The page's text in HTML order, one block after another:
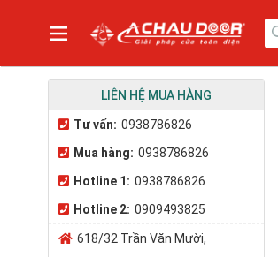
LIÊN HỆ MUA HÀNG
Tư vấn: 0938786826
Mua hàng: 0938786826
Hotline 1: 0938786826
Hotline 2: 0909493825
618/32 Trần Văn Mười,